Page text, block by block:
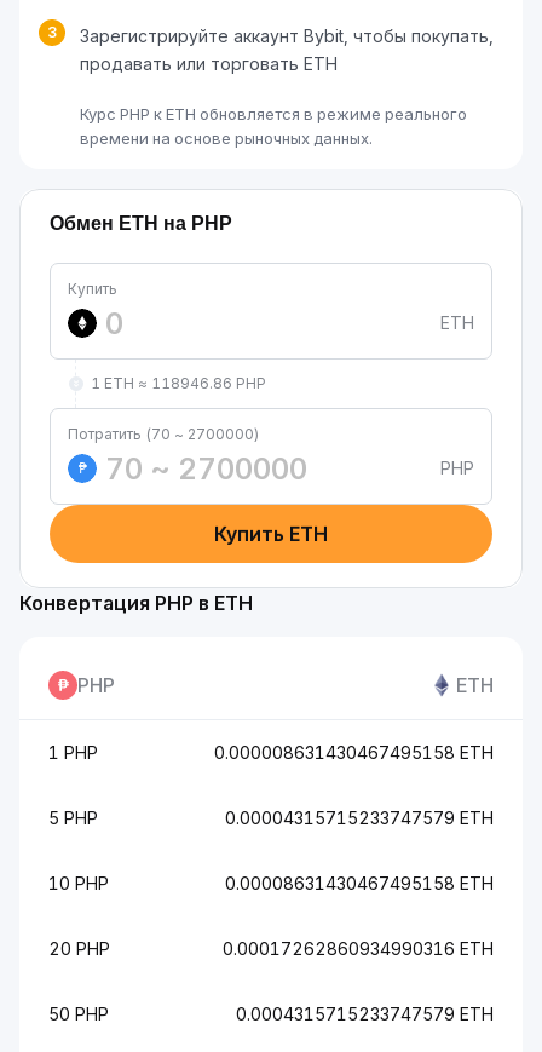
3
Зарегистрируйте аккаунт Bybit, чтобы покупать,
продавать или торговать ETH
Курс PHP к ETH обновляется в режиме реального
времени на основе рыночных данных.
Обмен ETH на PHP
Купить
ETH
1 ETH ≈ 118946.86 PHP
Потратить (70 ~ 2700000)
₱
PHP
Купить ETH
Конвертация PHP в ETH
PHP ETH
1 PHP 0.000008631430467495158 ETH
5 PHP 0.00004315715233747579 ETH
10 PHP 0.00008631430467495158 ETH
20 PHP 0.00017262860934990316 ETH
50 PHP 0.0004315715233747579 ETH